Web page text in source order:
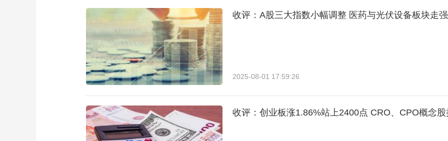
收评：A股三大指数小幅调整 医药与光伏设备板块走强
2025-08-01 17:59:26
收评：创业板涨1.86%站上2400点 CRO、CPO概念